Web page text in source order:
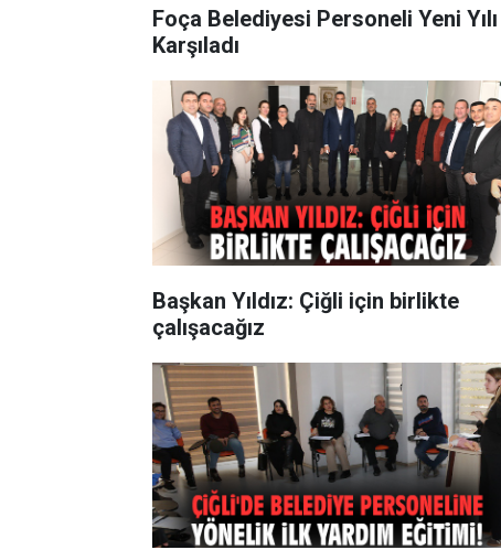
Foça Belediyesi Personeli Yeni Yılı
Karşıladı
Başkan Yıldız: Çiğli için birlikte
çalışacağız